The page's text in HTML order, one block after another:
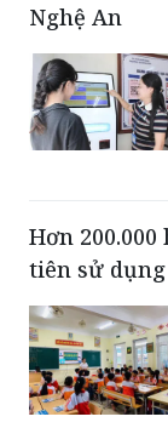
Nghệ An
Hơn
tiên sử